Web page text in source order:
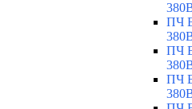
ПЧ
ПЧ
ПЧ